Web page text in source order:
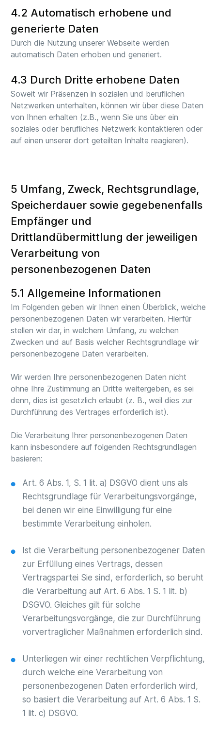
4.2 Automatisch erhobene und
generierte Daten
Durch die Nutzung unserer Webseite werden
automatisch Daten erhoben und generiert.
4.3 Durch Dritte erhobene Daten
Soweit wir Präsenzen in sozialen und beruflichen
Netzwerken unterhalten, können wir über diese Daten
von Ihnen erhalten (z.B., wenn Sie uns über ein
soziales oder berufliches Netzwerk kontaktieren oder
auf einen unserer dort geteilten Inhalte reagieren).
5 Umfang, Zweck, Rechtsgrundlage,
Speicherdauer sowie gegebenenfalls
Empfänger und
Drittlandübermittlung der jeweiligen
Verarbeitung von
personenbezogenen Daten
5.1 Allgemeine Informationen
Im Folgenden geben wir Ihnen einen Überblick, welche
personenbezogenen Daten wir verarbeiten. Hierfür
stellen wir dar, in welchem Umfang, zu welchen
Zwecken und auf Basis welcher Rechtsgrundlage wir
personenbezogene Daten verarbeiten.
Wir werden Ihre personenbezogenen Daten nicht
ohne Ihre Zustimmung an Dritte weitergeben, es sei
denn, dies ist gesetzlich erlaubt (z. B., weil dies zur
Durchführung des Vertrages erforderlich ist).
Die Verarbeitung Ihrer personenbezogenen Daten
kann insbesondere auf folgenden Rechtsgrundlagen
basieren:
Art. 6 Abs. 1, S. 1 lit. a) DSGVO dient uns als
Rechtsgrundlage für Verarbeitungsvorgänge,
bei denen wir eine Einwilligung für eine
bestimmte Verarbeitung einholen.
Ist die Verarbeitung personenbezogener Daten
zur Erfüllung eines Vertrags, dessen
Vertragspartei Sie sind, erforderlich, so beruht
die Verarbeitung auf Art. 6 Abs. 1 S. 1 lit. b)
DSGVO. Gleiches gilt für solche
Verarbeitungsvorgänge, die zur Durchführung
vorvertraglicher Maßnahmen erforderlich sind.
Unterliegen wir einer rechtlichen Verpflichtung,
durch welche eine Verarbeitung von
personenbezogenen Daten erforderlich wird,
so basiert die Verarbeitung auf Art. 6 Abs. 1 S.
1 lit. c) DSGVO.